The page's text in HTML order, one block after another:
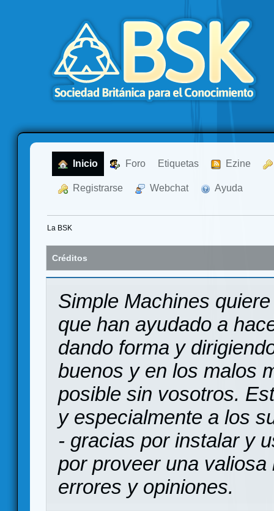
Inicio Foro Etiquetas Ezine
Registrarse Webchat Ayuda
La BSK
Créditos
Simple Machines
que han ayudado a
dando forma y
buenos y en los malos
posible sin vosotros.
y especialmente a los
- gracias por instalar y
por proveer una
errores y opiniones.